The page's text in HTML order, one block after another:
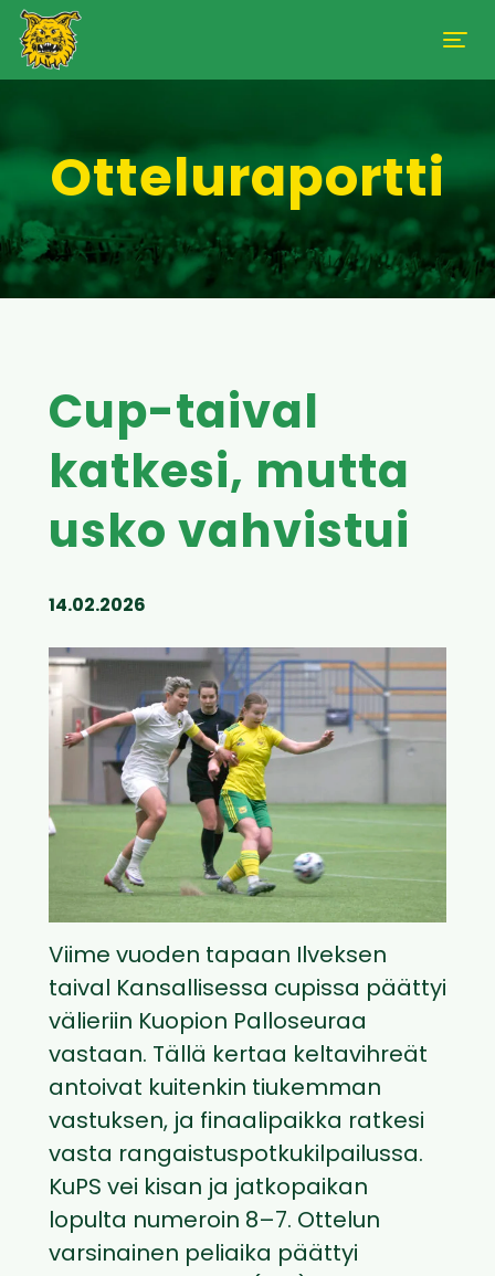
Otteluraportti
Cup-taival
katkesi, mutta
usko vahvistui
14.02.2026
Viime vuoden tapaan Ilveksen
taival Kansallisessa cupissa päättyi
välieriin Kuopion Palloseuraa
vastaan. Tällä kertaa keltavihreät
antoivat kuitenkin tiukemman
vastuksen, ja finaalipaikka ratkesi
vasta rangaistuspotkukilpailussa.
KuPS vei kisan ja jatkopaikan
lopulta numeroin 8–7. Ottelun
varsinainen peliaika päättyi